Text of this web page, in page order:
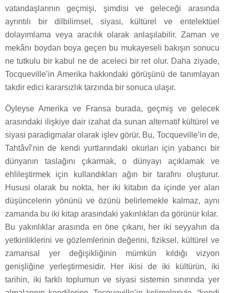
vatandaşlarının geçmişi, şimdisi ve geleceği arasında
ayrıntılı bir dilbilimsel, siyasi, kültürel ve entelektüel
dolayımlama veya aracılık olarak anlaşılabilir. Zaman ve
mekânı boydan boya geçen bu mukayeseli bakışın sonucu
ne tutkulu bir kabul ne de aceleci bir ret olur. Daha ziyade,
Tocqueville’in Amerika hakkındaki görüşünü de tanımlayan
takdir edici kararsızlık tarzında bir sonuca ulaşır.
Öyleyse Amerika ve Fransa burada, geçmiş ve gelecek
arasındaki ilişkiye dair izahat da sunan alternatif kültürel ve
siyasi paradigmalar olarak işlev görür. Bu, Tocqueville’in de,
Tahtâvî’nin de kendi yurtlarındaki okurları için yabancı bir
dünyanın taslağını çıkarmak, o dünyayı açıklamak ve
ehlileştirmek için kullandıkları ağın bir tarafını oluşturur.
Hususi olarak bu nokta, her iki kitabın da içinde yer alan
düşüncelerin yönünü ve özünü belirlemekle kalmaz, aynı
zamanda bu iki kitap arasındaki yakınlıkları da görünür kılar.
Bu yakınlıklar arasında en öne çıkanı, her iki seyyahın da
yetkinliklerini ve gözlemlerinin değerini, fiziksel, kültürel ve
zamansal yer değişikliğinin mümkün kıldığı vizyon
genişliğine yerleştirmesidir. Her ikisi de iki kültürün, iki
tarihin, iki farklı toplumun ve siyasi sistemin sınırında yer